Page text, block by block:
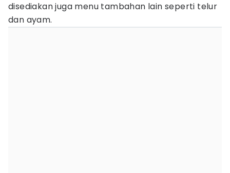
disediakan juga menu tambahan lain seperti telur
dan ayam.